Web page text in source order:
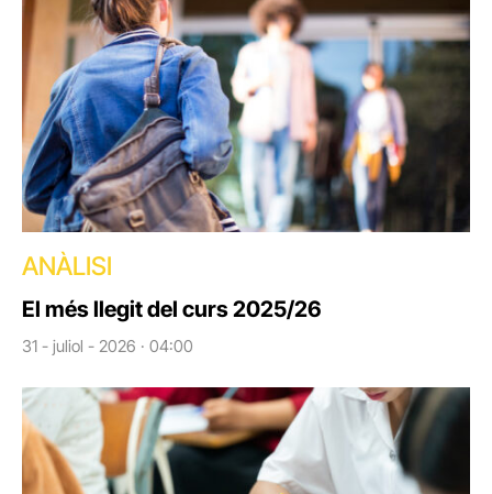
ANÀLISI
El més llegit del curs 2025/26
31 - juliol - 2026 · 04:00